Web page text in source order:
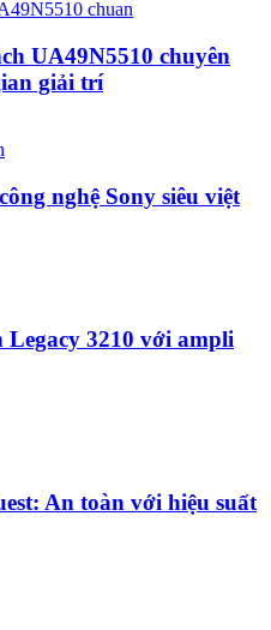
UA49N5510 chuyên
giải trí
nghệ Sony siêu việt
Legacy 3210 với ampli
An toàn với hiệu suất